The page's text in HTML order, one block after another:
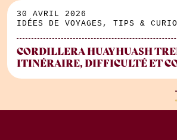
30 AVRIL 2026
IDÉES DE VOYAGES, TIPS &
CORDILLERA HUAYHUASH
ITINÉRAIRE, DIFFICULTÉ ET